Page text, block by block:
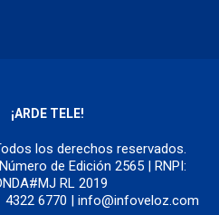
¡ARDE TELE!
los derechos reservados.
Número de Edición 2565 | RNPI:
RL 2019
6770 | info@infoveloz.com